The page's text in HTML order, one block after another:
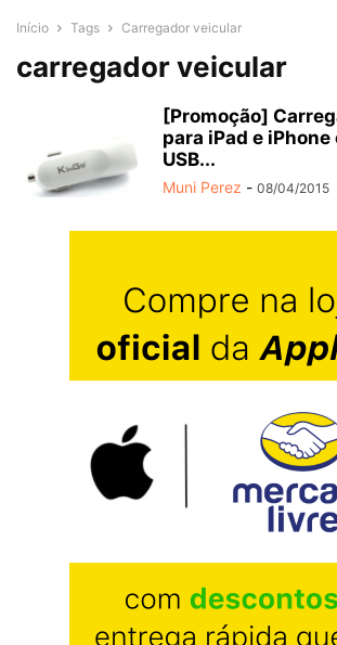
Início Tags Carregador veicular
carregador veicular
[Promoção]
para iPad e
USB...
Muni Perez - 08/04/2015